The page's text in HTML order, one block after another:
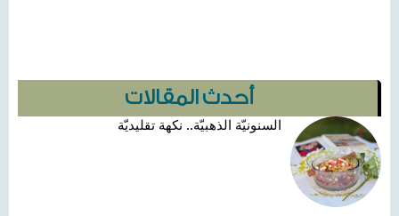
أحدث المقالات
السنونيّة الذهبيّة.. نكهة تقليديّة